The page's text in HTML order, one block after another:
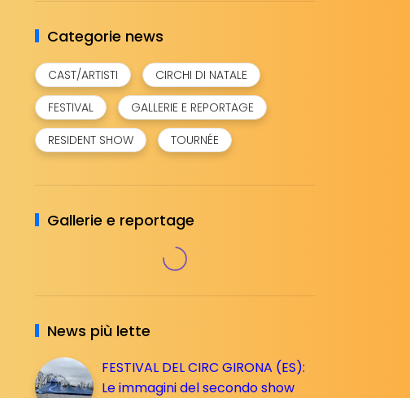
Categorie news
CAST/ARTISTI
CIRCHI DI NATALE
FESTIVAL
GALLERIE E REPORTAGE
RESIDENT SHOW
TOURNÉE
Gallerie e reportage
News più lette
FESTIVAL DEL CIRC GIRONA (ES):
Le immagini del secondo show